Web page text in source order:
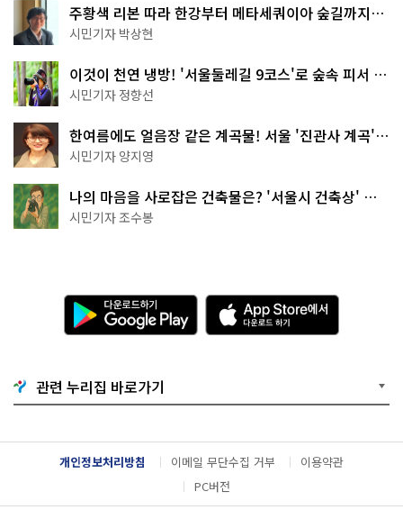
주황색 리본 따라 한강부터 메타세쿼이아 숲길까지…
서울둘레길 15코스
시민기자 박상현
이것이 천연 냉방! '서울둘레길 9코스'로 숲속 피서 떠
나볼까
시민기자 정향선
한여름에도 얼음장 같은 계곡물! 서울 '진관사 계곡'이
천국이네~
시민기자 양지영
나의 마음을 사로잡은 건축물은? '서울시 건축상' 수
상작 공개!
시민기자 조수봉
다
운
로
기
G
o
g
l
e
A
p
p
e
서
다
운
관련 누리집 바로가기
개인정보처리방침 이메일 무단수집 거부
이용약관
PC버전